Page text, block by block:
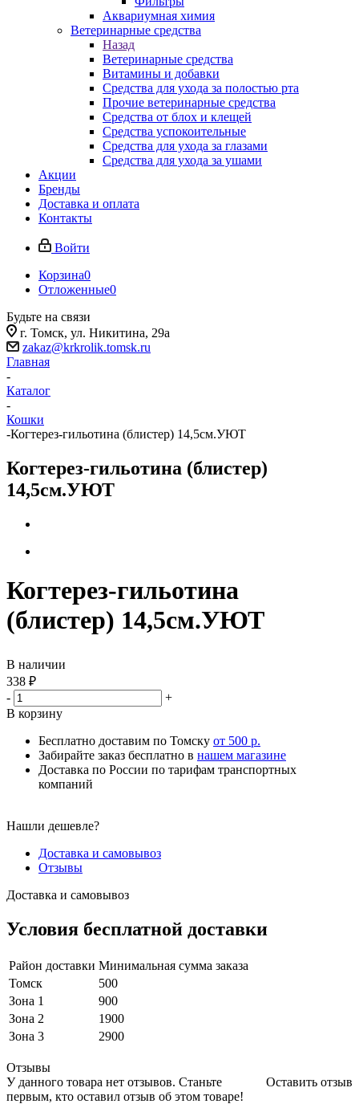
Аквариумная химия
Ветеринарные средства
Назад
Ветеринарные средства
Витамины и добавки
Средства для ухода за полостью рта
Прочие ветеринарные средства
Средства от блох и клещей
Средства успокоительные
Средства для ухода за глазами
Средства для ухода за ушами
Акции
Бренды
Доставка и оплата
Контакты
Войти
Корзина0
Отложенные0
Будьте на связи
г. Томск, ​ул. Никитина, 29а
zakaz@krkrolik.tomsk.ru
Главная
-
Каталог
-
Кошки
-Когтерез-гильотина (блистер) 14,5см.УЮТ
Когтерез-гильотина (блистер)
14,5см.УЮТ
Когтерез-гильотина
(блистер) 14,5см.УЮТ
В наличии
338 ₽
-
+
В корзину
Бесплатно доставим по Томску от 500 р.
Забирайте заказ бесплатно в нашем магазине
Доставка по России по тарифам транспортных
компаний
Нашли дешевле?
Доставка и самовывоз
Отзывы
Доставка и самовывоз
Условия бесплатной доставки
Район доставки Минимальная сумма заказа
Томск
500
Зона 1
900
Зона 2
1900
Зона 3
2900
Отзывы
Оставить отзыв
У данного товара нет отзывов. Станьте
первым, кто оставил отзыв об этом товаре!